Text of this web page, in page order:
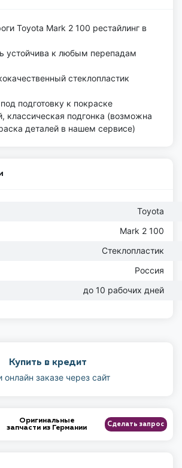
Toyota Mark 2 100 рестайлинг в
устойчива к любым перепадам
стеклопластик
подготовку к покраске
классическая подгонка (возможна
деталей в нашем сервисе)
Toyota
Mark 2 100
Стеклопластик
Россия
до 10 рабочих дней
Купить в кредит
онлайн заказе через сайт
Оригинальные
запчасти из Германии
Сделать запрос